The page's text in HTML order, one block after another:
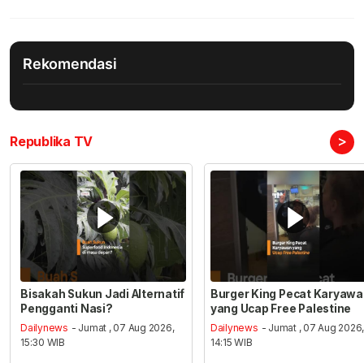
Rekomendasi
Republika TV >
Bisakah Sukun Jadi Alternatif
Pengganti Nasi?
Dailynews - Jumat , 07 Aug 2026,
15:30 WIB
Burger King Pecat
yang Ucap Free Palestine
Dailynews - Jumat , 07 Aug 2026,
14:15 WIB